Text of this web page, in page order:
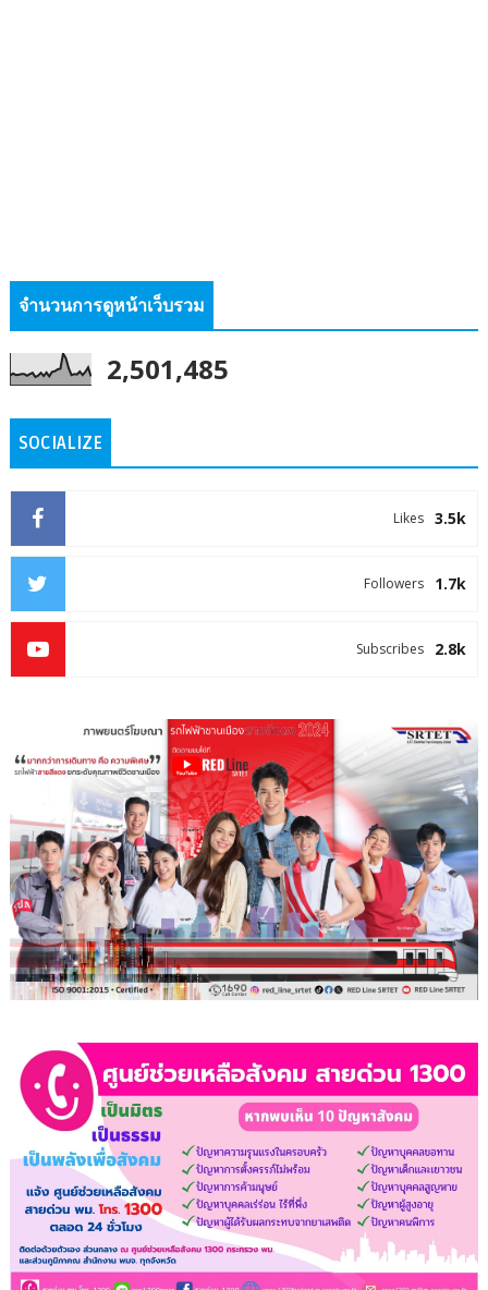
จำนวนการดูหน้าเว็บรวม
2,501,485
SOCIALIZE
3.5k
Likes
1.7k
Followers
2.8k
Subscribes